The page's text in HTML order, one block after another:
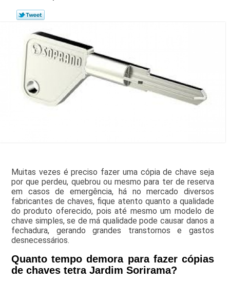
Muitas vezes é preciso fazer uma cópia de chave seja
por que perdeu, quebrou ou mesmo para ter de reserva
em casos de emergência, há no mercado diversos
fabricantes de chaves, fique atento quanto a qualidade
do produto oferecido, pois até mesmo um modelo de
chave simples, se de má qualidade pode causar danos a
fechadura, gerando grandes transtornos e gastos
desnecessários.
Quanto tempo demora para fazer cópias
de chaves tetra Jardim Sorirama?